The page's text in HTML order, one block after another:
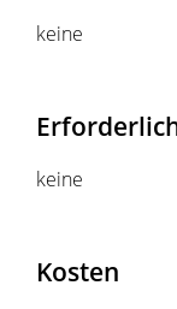
keine
keine
Kosten